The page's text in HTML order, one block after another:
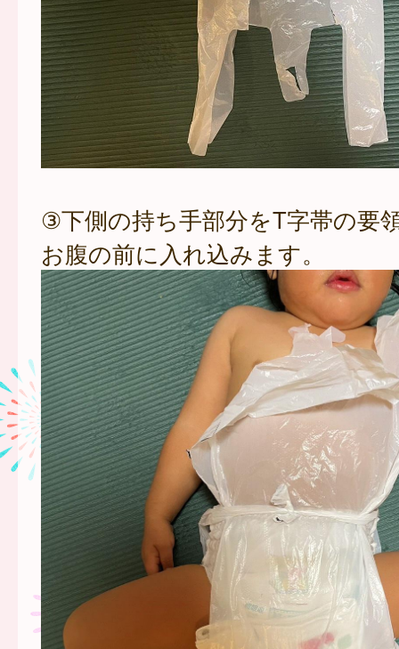
③下側の持ち手部分をT字帯の要
お腹の前に入れ込みます。